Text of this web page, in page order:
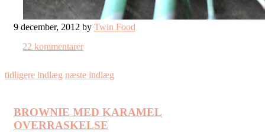
9 december, 2012 by Twin Food
22 kommentarer
tidligere indlæg næste indlæg
BROWNIE MED KARAMEL
OVERRASKELSE